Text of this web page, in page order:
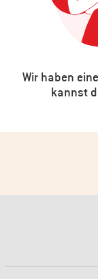
Wir haben eine
kannst